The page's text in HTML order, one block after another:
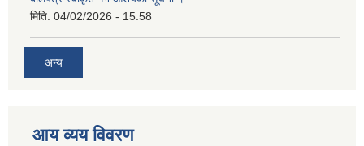
मिति: 04/02/2026 - 15:58
अन्य
आय व्यय विवरण